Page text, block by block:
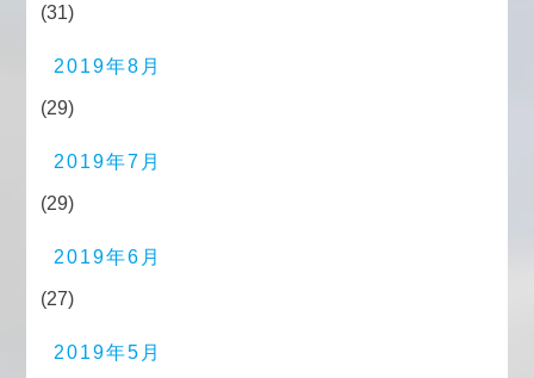
(31)
2019年8月
(29)
2019年7月
(29)
2019年6月
(27)
2019年5月